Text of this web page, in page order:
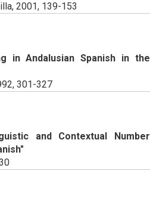
2001, 139-153
in Andalusian Spanish in the
301-327
and Contextual Number